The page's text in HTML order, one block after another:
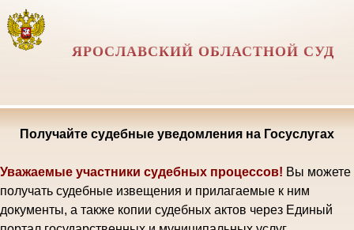
ЯРОСЛАВСКИЙ ОБЛАСТНОЙ СУД
Получайте судебные уведомления на Госуслугах
Уважаемые участники судебных процессов! Вы можете
получать судебные извещения и прилагаемые к ним
документы, а также копии судебных актов через Единый